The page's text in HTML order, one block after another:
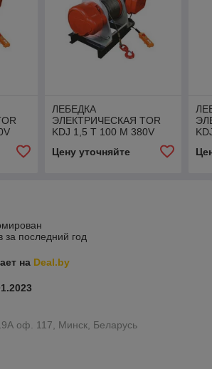
ЛЕБЕДКА
ЭЛЕКТРИЧЕСКАЯ TOR
KDJ 1,5 Т 100 М 380V
Цену уточняйте
за последний год
на Deal.by
оф. 117, Минск, Беларусь